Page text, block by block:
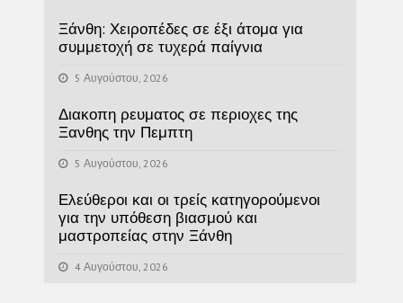
Ξάνθη: Χειροπέδες σε έξι άτομα για
συμμετοχή σε τυχερά παίγνια
5 Αυγούστου, 2026
Διακοπη ρευματος σε περιοχες της
Ξανθης την Πεμπτη
5 Αυγούστου, 2026
Ελεύθεροι και οι τρείς κατηγορούμενοι
για την υπόθεση βιασμού και
μαστροπείας στην Ξάνθη
4 Αυγούστου, 2026